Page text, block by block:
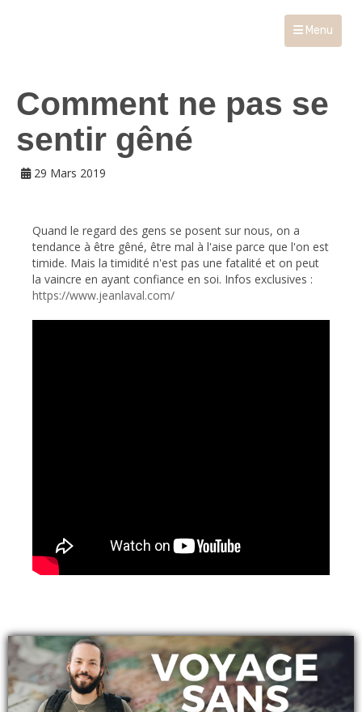
Menu
Comment ne pas se
sentir gêné
29 Mars 2019
Quand le regard des gens se posent sur nous, on a
tendance à être gêné, être mal à l'aise parce que l'on est
timide. Mais la timidité n'est pas une fatalité et on peut
la vaincre en ayant confiance en soi. Infos exclusives :
https://www.jeanlaval.com/